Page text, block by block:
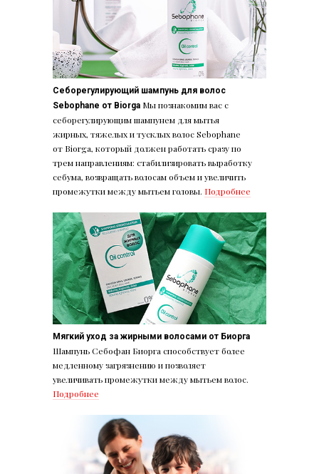
Себорегулирующий шампунь для волос
Sebophane от Biorga Мы познакомим вас с
себорегулирующим шампунем для мытья
жирных, тяжелых и тусклых волос Sebophane
от Biorga, который должен работать сразу по
трем направлениям: стабилизировать выработку
себума, возвращать волосам объем и увеличить
промежутки между мытьем головы. Подробнее
Мягкий уход за жирными волосами от Биорга
Шампунь Себофан Биорга способствует более
медленному загрязнению и позволяет
увеличивать промежутки между мытьем волос.
Подробнее